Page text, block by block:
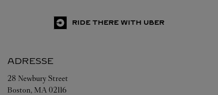
RIDE THERE WITH UBER
ADRESSE
28 Newbury Street
Boston, MA 02116